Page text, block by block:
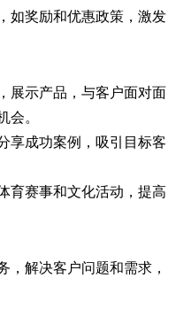
如奖励和优惠政策，激发
展示产品，与客户面对面
会。
享成功案例，吸引目标客
育赛事和文化活动，提高
，解决客户问题和需求，